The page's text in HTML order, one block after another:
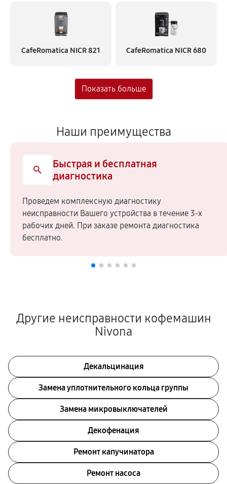
CafeRomatica NICR 821 CafeRomatica NICR 680
Наши преимущества
Быстрая и бесплатная
диагностика
Проведем комплексную диагностику
неисправности Вашего устройства в течение 3-х
рабочих дней. При заказе ремонта диагностика
бесплатно.
Другие неисправности кофемашин
Nivona
Декальцинация
Замена уплотнительного кольца группы
Замена микровыключателей
Декофенация
Ремонт капучинатора
Ремонт насоса